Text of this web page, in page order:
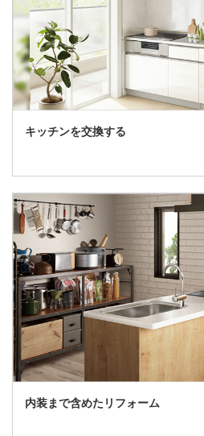
キッチンを交換する
内装まで含めたリフォーム